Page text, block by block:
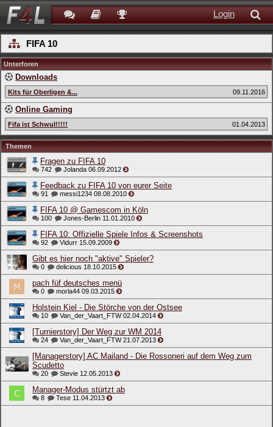
Login
FIFA 10
Unterforen
Downloads
Kits für Oberligen &... 09.11.2016
Online Gaming
Fifa ist Schwul!!!!! 01.04.2013
Themen
Fragen zu FIFA 10
742 Jolanda 06.09.2012
Feedback zu FIFA 10 von eurer Seite
91 messi1234 08.08.2010
FIFA 10 @ Gamescom in Köln
100 Jones-Berlin 11.01.2010
FIFA 10: Offizielle Spiele Infos & Screenshots
92 Vidurr 15.09.2009
Gibt es hier noch "aktive" Spieler?
0 delicious 18.10.2015
pach füf deutsches menü
0 morla44 09.03.2015
Holstein Kiel - Die Störche von der Ostsee
10 Van_der_Vaart_FTW02.04.2014
[Turnierstory] Der Weg zur WM 2014
24 Van_der_Vaart_FTW21.07.2013
[Managerstory] AC Mailand - Die Rossoneri auf dem Weg zum
Scudetto
20 Stevie 12.05.2013
Manager-Modus stürtzt ab
8 Tese 11.04.2013